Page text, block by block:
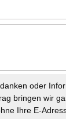
oder
bringen wir
Ihre E-